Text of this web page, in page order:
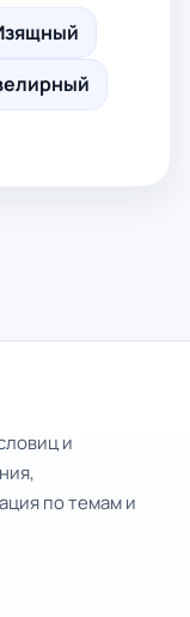
и
по темам и